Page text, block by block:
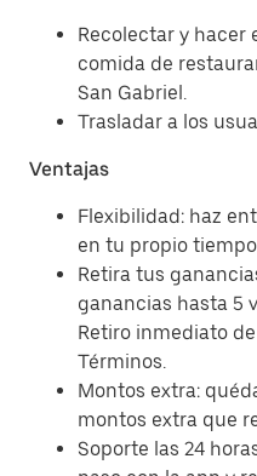
Recolectar y hacer
comida de
San Gabriel.
Trasladar a los
Ventajas
Flexibilidad: haz
en tu propio
Retira tus
ganancias hasta 5
Retiro inmediato
Términos.
Montos extra:
montos extra que
Soporte las 24